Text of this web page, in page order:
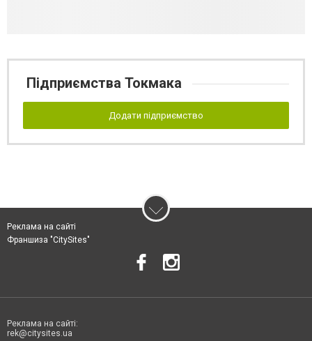
Підприємства Токмака
Додати підприємство
Реклама на сайті
Франшиза "CitySites"
Реклама на сайті:
rek@citysites.ua